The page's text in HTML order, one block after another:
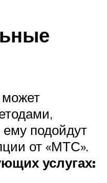
подойдут
от «МТС».
услугах: